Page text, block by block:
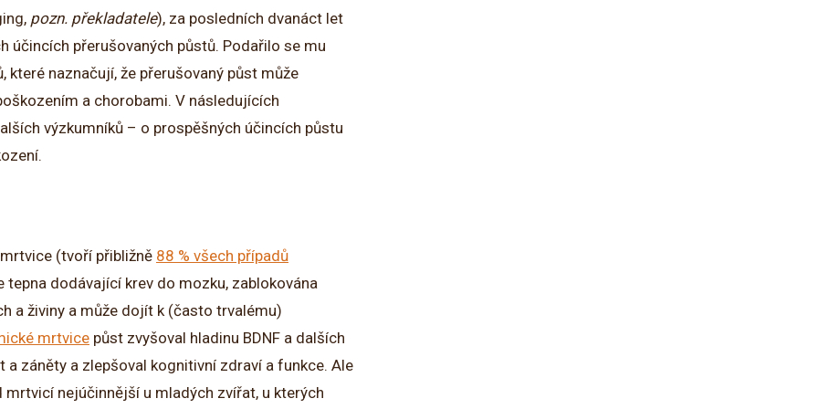
pozn. překladatele), za posledních dvanáct let
účincích přerušovaných půstů. Podařilo se mu
naznačují, že přerušovaný půst může
a chorobami. V následujících
výzkumníků – o prospěšných účincích půstu
(tvoří přibližně 88 % všech případů
dodávající krev do mozku, zablokována
a živiny a může dojít k (často trvalému)
mrtvice půst zvyšoval hladinu BDNF a dalších
záněty a zlepšoval kognitivní zdraví a funkce. Ale
nejúčinnější u mladých zvířat, u kterých